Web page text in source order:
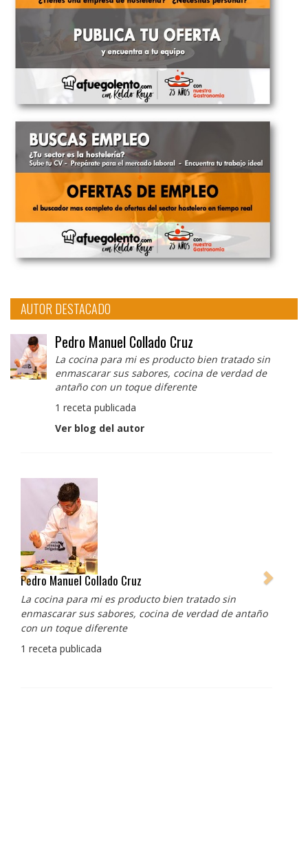
AUTOR DESTACADO
Pedro Manuel Collado Cruz
La cocina para mi es producto bien tratado sin
enmascarar sus sabores, cocina de verdad de
antaño con un toque diferente
1 receta publicada
Ver blog del autor
Pedro Manuel Collado Cruz
La cocina para mi es producto bien tratado sin
enmascarar sus sabores, cocina de verdad de antaño
con un toque diferente
1 receta publicada